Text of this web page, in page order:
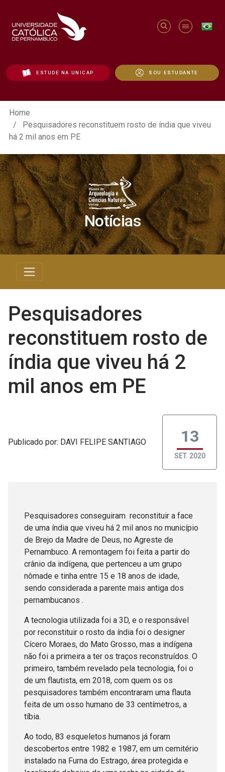
ESTUDE NA UNICAP SOU ESTUDANTE
Pesquisadores reconstituem rosto de
Home
Pesquisadores reconstituem rosto de índia que viveu
há 2 mil anos em PE
Notícias
Pesquisadores
reconstituem rosto de
índia que viveu há 2
mil anos em PE
Publicado por: DAVI FELIPE SANTIAGO 13
SET. 2020
Pesquisadores conseguiram reconstituir a face
de uma índia que viveu há 2 mil anos no município
de Brejo da Madre de Deus, no Agreste de
Pernambuco. A remontagem foi feita a partir do
crânio da indígena, que pertenceu a um grupo
nômade e tinha entre 15 e 18 anos de idade,
sendo considerada a parente mais antiga dos
pernambucanos .
A tecnologia utilizada foi a 3D, e o responsável
por reconstituir o rosto da índia foi o designer
Cícero Moraes, do Mato Grosso, mas a indígena
não foi a primeira a ter os traços reconstruídos. O
primeiro, também revelado pela tecnologia, foi o
de um flautista, em 2018, com quem os os
pesquisadores também encontraram uma flauta
feita de um osso humano de 33 centímetros, a
tíbia.
Ao todo, 83 esqueletos humanos já foram
descobertos entre 1982 e 1987, em um cemitério
instalado na Furna do Estrago, área protegida e